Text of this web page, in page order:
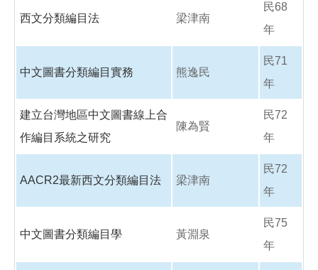
西文分類編目法 梁津南
民68
年
中文圖書分類編目實務 熊逸民
民71
年
建立台灣地區中文圖書線上合
作編目系統之研究
陳為賢
民72
年
AACR2最新西文分類編目法 梁津南
民72
年
中文圖書分類編目學 黃淵泉
民75
年